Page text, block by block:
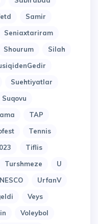
Samir
Seniaxtariram
Shourum
Silah
Suehtiyatlar
Suqovu
TAP
Tennis
Tiflis
Turshmeze
U
UrfanV
Veys
Voleybol